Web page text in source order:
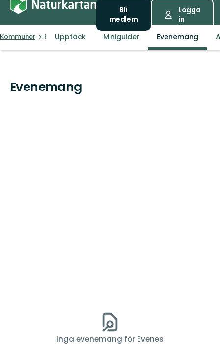
Bli
medlem
Logga
in
Kommuner EvenesUpptäck Miniguider Evenemang
Evenemang
Inga evenemang för Evenes